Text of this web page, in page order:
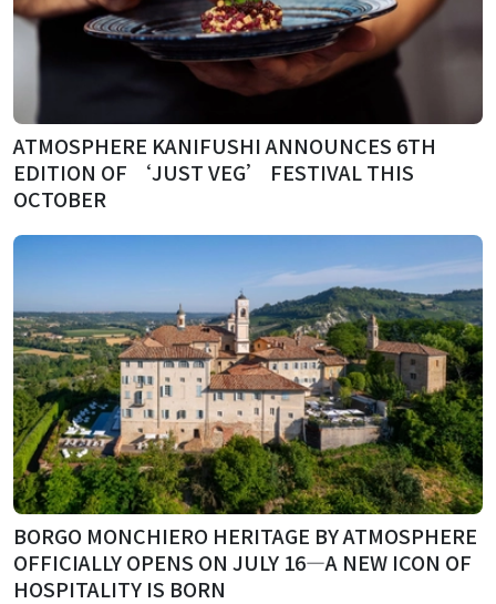
ATMOSPHERE KANIFUSHI ANNOUNCES 6TH
EDITION OF ‘JUST VEG’ FESTIVAL THIS
OCTOBER
BORGO MONCHIERO HERITAGE BY ATMOSPHERE
OFFICIALLY OPENS ON JULY 16—A NEW ICON OF
HOSPITALITY IS BORN